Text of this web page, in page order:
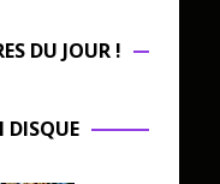
DU JOUR !
DISQUE